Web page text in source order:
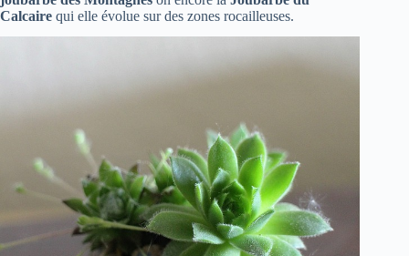
Calcaire qui elle évolue sur des zones rocailleuses.